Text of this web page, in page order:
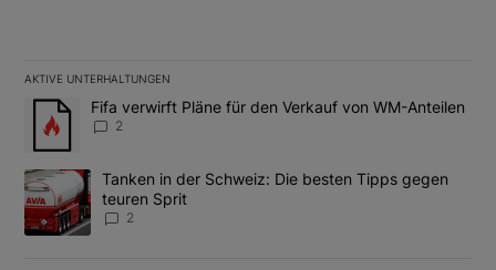
AKTIVE UNTERHALTUNGEN
Das Folgende ist eine Liste der am meisten kommentierten
Ein Trendartikel mit dem Titel "Fifa verwirft Pläne für den
Fifa verwirft Pläne für den Verkauf von WM-Anteilen
2
Ein Trendartikel mit dem Titel "Tanken in der Schweiz: Die
Tanken in der Schweiz: Die besten Tipps gegen
teuren Sprit
2